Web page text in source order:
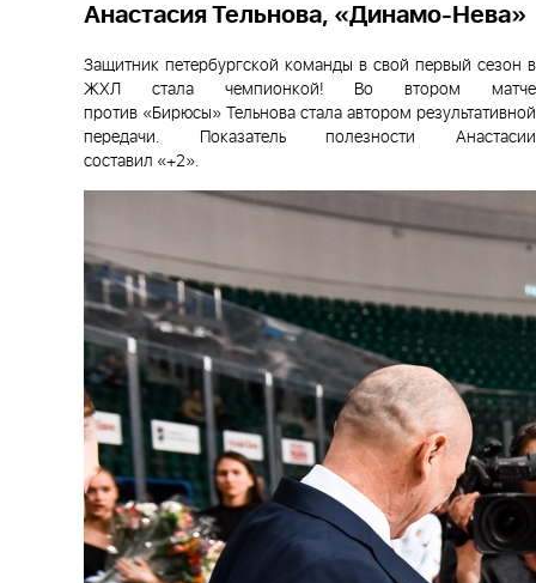
Анастасия Тельнова, «Динамо-Нева»
Защитник петербургской команды в свой первый сезон в
ЖХЛ стала чемпионкой! Во втором матче
против «Бирюсы» Тельнова стала автором результативной
передачи. Показатель полезности Анастасии
составил «+2».